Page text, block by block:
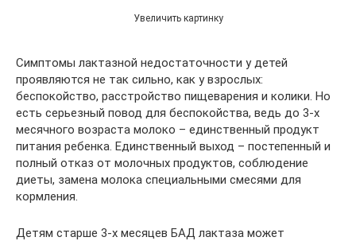
Увеличить картинку
Симптомы лактазной недостаточности у детей
проявляются не так сильно, как у взрослых:
беспокойство, расстройство пищеварения и колики. Но
есть серьезный повод для беспокойства, ведь до 3-х
месячного возраста молоко – единственный продукт
питания ребенка. Единственный выход – постепенный и
полный отказ от молочных продуктов, соблюдение
диеты, замена молока специальными смесями для
кормления.
Детям старше 3-х месяцев БАД лактаза может